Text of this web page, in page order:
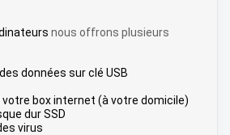
nous offrons plusieurs
données sur clé USB
votre box internet (à votre domicile)
dur SSD
virus